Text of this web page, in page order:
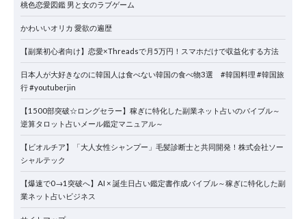
桃色恋愛図鑑 男と女のラブゲーム
かわいいオリカ 愛欲の遍歴
【副業初心者向け】恋愛×Threadsで月5万円！スマホだけで収益化する方法
日本人が大好きなのに韓国人は食べない韓国の食べ物3選 #韓国料理 #韓国旅
行 #youtuberjin
【1500部突破☆ロングセラー】稼ぎに特化した副業ネット占いのバイブル～
逆算タロット占いメール鑑定マニュアル～
【ビオルチア】「大人女性シャンプー」毛髪診断士と共同開発！株式会社ソー
シャルテック
【爆速で0→1突破へ】AI × 誕生日占い鑑定書作成バイブル～稼ぎに特化した副
業ネット占いビジネス